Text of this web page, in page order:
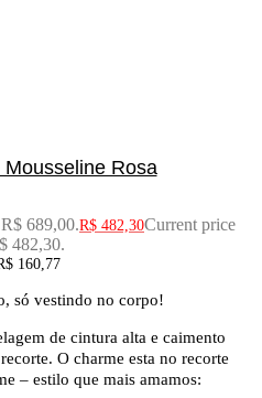
Rosa
689,00.R$ 482,30Current price
482,30.
160,77
só vestindo no corpo!
de cintura alta e caimento
O charme esta no recorte
– estilo que mais amamos: